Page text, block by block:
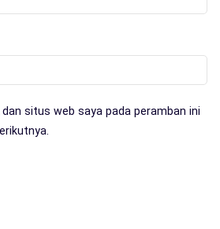
situs web saya pada peramban ini